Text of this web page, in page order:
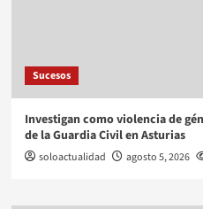
Sucesos
Investigan como violencia de
de la Guardia Civil en Asturias
soloactualidad agosto 5, 2026